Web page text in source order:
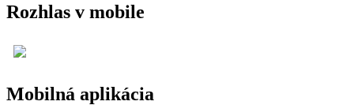
Rozhlas v mobile
Mobilná aplikácia